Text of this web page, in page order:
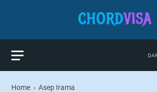
Home › Asep Irama